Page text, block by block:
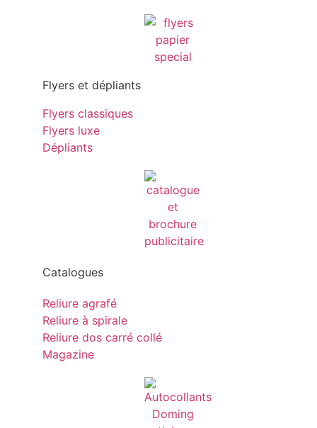
Flyers et dépliants
Flyers classiques
Flyers luxe
Dépliants
Catalogues
Reliure agrafé
Reliure à spirale
Reliure dos carré collé
Magazine